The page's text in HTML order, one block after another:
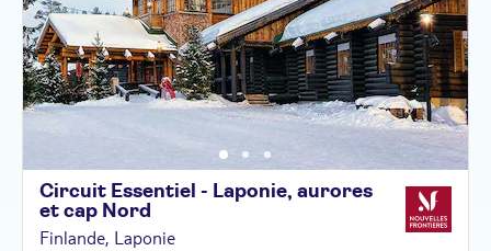
Circuit Essentiel - Laponie, aurores
et cap Nord
Finlande, Laponie